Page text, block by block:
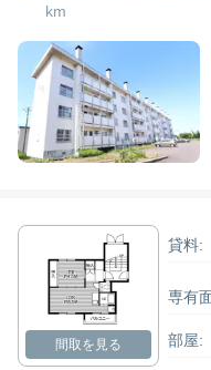
km
間取を見る
貸料:
専有
部屋: